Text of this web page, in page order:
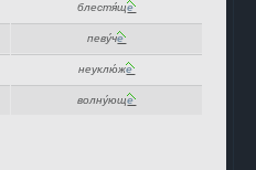
блестя́ще
певу́че
неуклю́же
волну́юще